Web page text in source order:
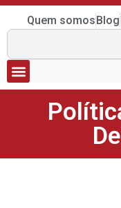
Quem somosBlog